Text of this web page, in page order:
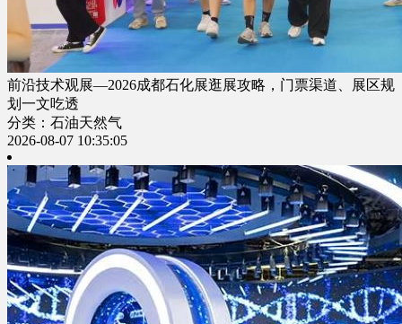
前沿技术观展—2026成都石化展逛展攻略，门票渠道、展区规
划一文吃透
分类：石油天然气
2026-08-07 10:35:05